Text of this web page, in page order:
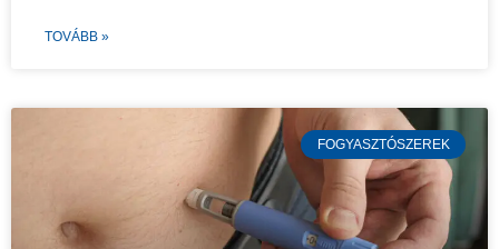
TOVÁBB »
FOGYASZTÓSZEREK